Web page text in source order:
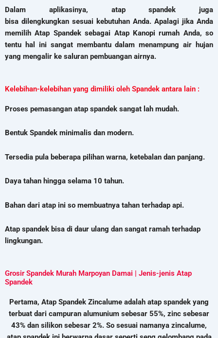
Dalam aplikasinya, atap spandek juga
bisa dilengkungkan sesuai kebutuhan Anda. Apalagi jika Anda
memilih Atap Spandek sebagai Atap Kanopi rumah Anda, so
tentu hal ini sangat membantu dalam menampung air hujan
yang mengalir ke saluran pembuangan airnya.
Kelebihan-kelebihan yang dimiliki oleh Spandek antara lain :
Proses pemasangan atap spandek sangat lah mudah.
Bentuk Spandek minimalis dan modern.
Tersedia pula beberapa pilihan warna, ketebalan dan panjang.
Daya tahan hingga selama 10 tahun.
Bahan dari atap ini so membuatnya tahan terhadap api.
Atap spandek bisa di daur ulang dan sangat ramah terhadap
lingkungan.
Grosir Spandek Murah Marpoyan Damai | Jenis-jenis Atap
Spandek
Pertama, Atap Spandek Zincalume adalah atap spandek yang
terbuat dari campuran alumunium sebesar 55%, zinc sebesar
43% dan silikon sebesar 2%. So sesuai namanya zincalume,